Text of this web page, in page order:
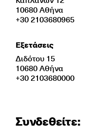
10680 Αθήνα
+30 2103680965
Εξετάσεις
Διδότου 15
10680 Αθήνα
+30 2103680000
Συνδεθείτε: